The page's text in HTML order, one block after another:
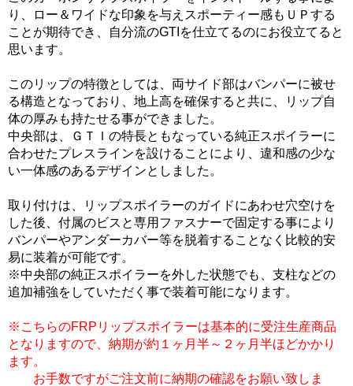
り、ロー＆ワイドな印象を与えスポーティー感もＵＰする
ことが期待でき、自分流のGTIを仕立てるのにお役立てると
思います。
このリップの特徴としては、両サイド部はバンパーに被せ
る構造となっており、地上高を確保すると共に、リップ自
体の厚みも持たせる事ができました。
中央部は、ＧＴＩの特長ともなっている純正スポイラーに
合わせたプレスラインを設けることにより、違和感の少な
い一体感のあるデザインとしました。
取り付けは、リップスポイラーのガイドにあわせ穴空けを
した後、付属のビスと専用ファスナーで固定する事により
バンパーやアンダーカバー等を脱着することなく比較的安
易に装着が可能です。
※中央部の純正スポイラーを外した状態でも、支柱などの
追加補強をしていただく事で装着可能になります。
※こちらのFRPリップスポイラーは基本的に受注生産商品
となりますので、納期が約１ヶ月半～２ヶ月半ほどかかり
ます。
お手数ですがご注文前に納期の確認をお願い致しま